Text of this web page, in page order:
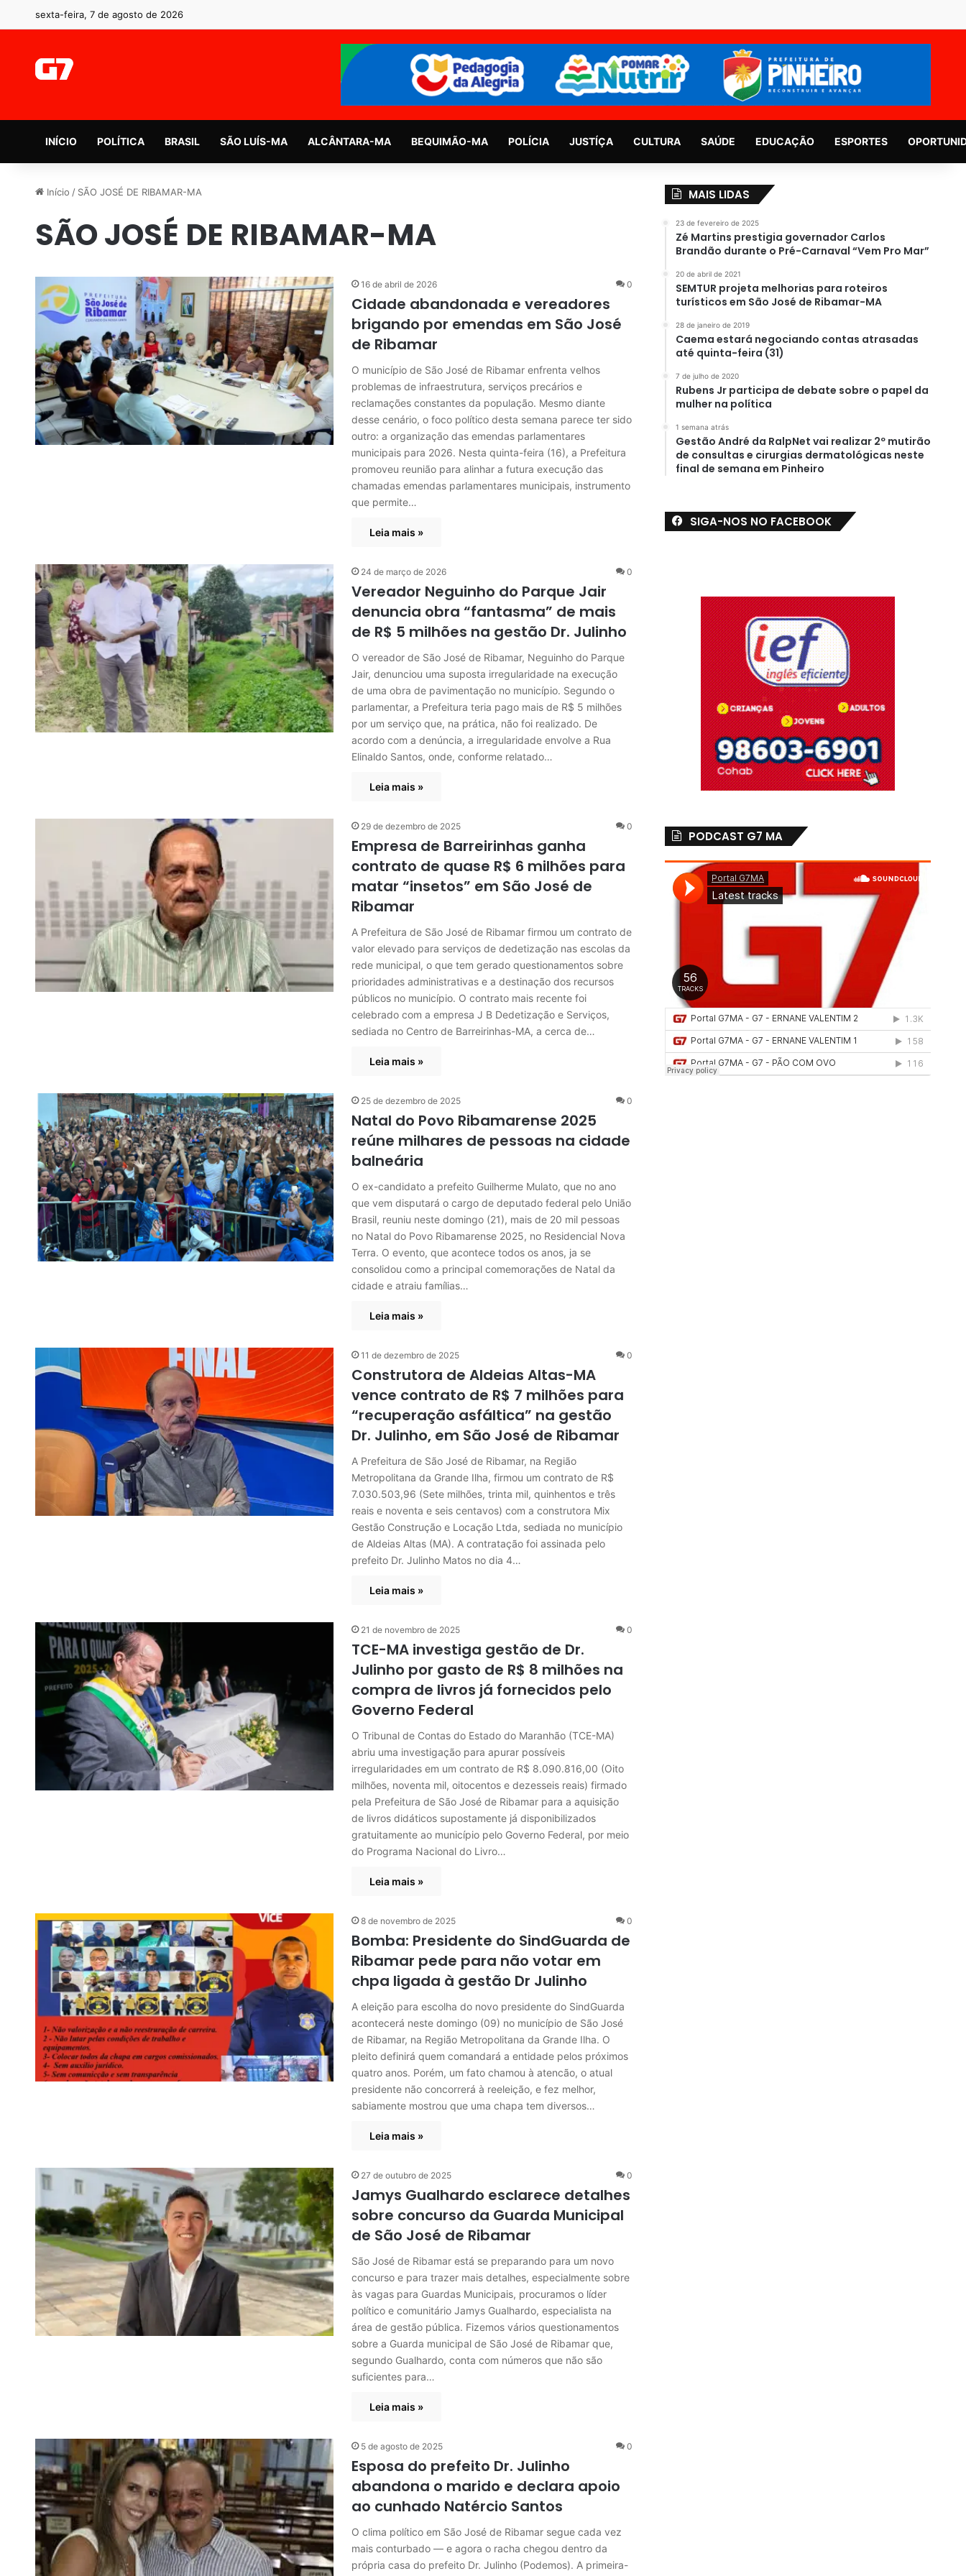
sexta-feira, 7 de agosto de 2026
INÍCIO POLÍTICA BRASIL SÃO LUÍS-MA ALCÂNTARA-MA BEQUIMÃO-MA POLÍCIA JUSTÍÇA CULTURA SAÚDE EDUCAÇÃO ESPORTES
Início / SÃO JOSÉ DE RIBAMAR-MA
SÃO JOSÉ DE RIBAMAR-MA
16 de abril de 2026 0
Cidade abandonada e vereadores
brigando por emendas em São José
de Ribamar
O município de São José de Ribamar enfrenta velhos
problemas de infraestrutura, serviços precários e
reclamações constantes da população. Mesmo diante
desse cenário, o foco político desta semana parece ter sido
outro: a organização das emendas parlamentares
municipais para 2026. Nesta quinta-feira (16), a Prefeitura
promoveu reunião para alinhar a futura execução das
chamadas emendas parlamentares municipais, instrumento
que permite…
Leia mais »
24 de março de 2026 0
Vereador Neguinho do Parque Jair
denuncia obra “fantasma” de mais
de R$ 5 milhões na gestão Dr. Julinho
O vereador de São José de Ribamar, Neguinho do Parque
Jair, denunciou uma suposta irregularidade na execução
de uma obra de pavimentação no município. Segundo o
parlamentar, a Prefeitura teria pago mais de R$ 5 milhões
por um serviço que, na prática, não foi realizado. De
acordo com a denúncia, a irregularidade envolve a Rua
Elinaldo Santos, onde, conforme relatado…
Leia mais »
29 de dezembro de 2025 0
Empresa de Barreirinhas ganha
contrato de quase R$ 6 milhões para
matar “insetos” em São José de
Ribamar
A Prefeitura de São José de Ribamar firmou um contrato de
valor elevado para serviços de dedetização nas escolas da
rede municipal, o que tem gerado questionamentos sobre
prioridades administrativas e a destinação dos recursos
públicos no município. O contrato mais recente foi
celebrado com a empresa J B Dedetização e Serviços,
sediada no Centro de Barreirinhas-MA, a cerca de…
Leia mais »
25 de dezembro de 2025 0
Natal do Povo Ribamarense 2025
reúne milhares de pessoas na cidade
balneária
O ex-candidato a prefeito Guilherme Mulato, que no ano
que vem disputará o cargo de deputado federal pelo União
Brasil, reuniu neste domingo (21), mais de 20 mil pessoas
no Natal do Povo Ribamarense 2025, no Residencial Nova
Terra. O evento, que acontece todos os anos, ja se
consolidou como a principal comemorações de Natal da
cidade e atraiu famílias…
Leia mais »
11 de dezembro de 2025 0
Construtora de Aldeias Altas-MA
vence contrato de R$ 7 milhões para
“recuperação asfáltica” na gestão
Dr. Julinho, em São José de Ribamar
A Prefeitura de São José de Ribamar, na Região
Metropolitana da Grande Ilha, firmou um contrato de R$
7.030.503,96 (Sete milhões, trinta mil, quinhentos e três
reais e noventa e seis centavos) com a construtora Mix
Gestão Construção e Locação Ltda, sediada no município
de Aldeias Altas (MA). A contratação foi assinada pelo
prefeito Dr. Julinho Matos no dia 4…
Leia mais »
21 de novembro de 2025 0
TCE-MA investiga gestão de Dr.
Julinho por gasto de R$ 8 milhões na
compra de livros já fornecidos pelo
Governo Federal
O Tribunal de Contas do Estado do Maranhão (TCE-MA)
abriu uma investigação para apurar possíveis
irregularidades em um contrato de R$ 8.090.816,00 (Oito
milhões, noventa mil, oitocentos e dezesseis reais) firmado
pela Prefeitura de São José de Ribamar para a aquisição
de livros didáticos supostamente já disponibilizados
gratuitamente ao município pelo Governo Federal, por meio
do Programa Nacional do Livro…
Leia mais »
8 de novembro de 2025 0
Bomba: Presidente do SindGuarda de
Ribamar pede para não votar em
chpa ligada à gestão Dr Julinho
A eleição para escolha do novo presidente do SindGuarda
acontecerá neste domingo (09) no município de São José
de Ribamar, na Região Metropolitana da Grande Ilha. O
pleito definirá quem comandará a entidade pelos próximos
quatro anos. Porém, um fato chamou à atencão, o atual
presidente não concorrerá à reeleição, e fez melhor,
sabiamente mostrou que uma chapa tem diversos…
Leia mais »
27 de outubro de 2025 0
Jamys Gualhardo esclarece detalhes
sobre concurso da Guarda Municipal
de São José de Ribamar
São José de Ribamar está se preparando para um novo
concurso e para trazer mais detalhes, especialmente sobre
às vagas para Guardas Municipais, procuramos o líder
político e comunitário Jamys Gualhardo, especialista na
área de gestão pública. Fizemos vários questionamentos
sobre a Guarda municipal de São José de Ribamar que,
segundo Gualhardo, conta com números que não são
suficientes para…
Leia mais »
5 de agosto de 2025 0
Esposa do prefeito Dr. Julinho
abandona o marido e declara apoio
ao cunhado Natércio Santos
O clima político em São José de Ribamar segue cada vez
mais conturbado — e agora o racha chegou dentro da
própria casa do prefeito Dr. Julinho (Podemos). A primeira-
MAIS LIDAS
23 de fevereiro de 2025
Zé Martins prestigia governador Carlos
Brandão durante o Pré-Carnaval “Vem Pro Mar”
20 de abril de 2021
SEMTUR projeta melhorias para roteiros
turísticos em São José de Ribamar-MA
28 de janeiro de 2019
Caema estará negociando contas atrasadas
até quinta-feira (31)
7 de julho de 2020
Rubens Jr participa de debate sobre o papel da
mulher na política
1 semana atrás
Gestão André da RalpNet vai realizar 2º mutirão
de consultas e cirurgias dermatológicas neste
final de semana em Pinheiro
SIGA-NOS NO FACEBOOK
PODCAST G7 MA